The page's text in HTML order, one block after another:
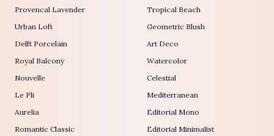
Provencal Lavender
Urban Loft
Delft Porcelain
Royal Balcony
Nouvelle
Le Pli
Aurelia
Romantic Classic
Tropical Beach
Geometric Blush
Art Deco
Watercolor
Celestial
Mediterranean
Editorial Mono
Editorial Minimalist